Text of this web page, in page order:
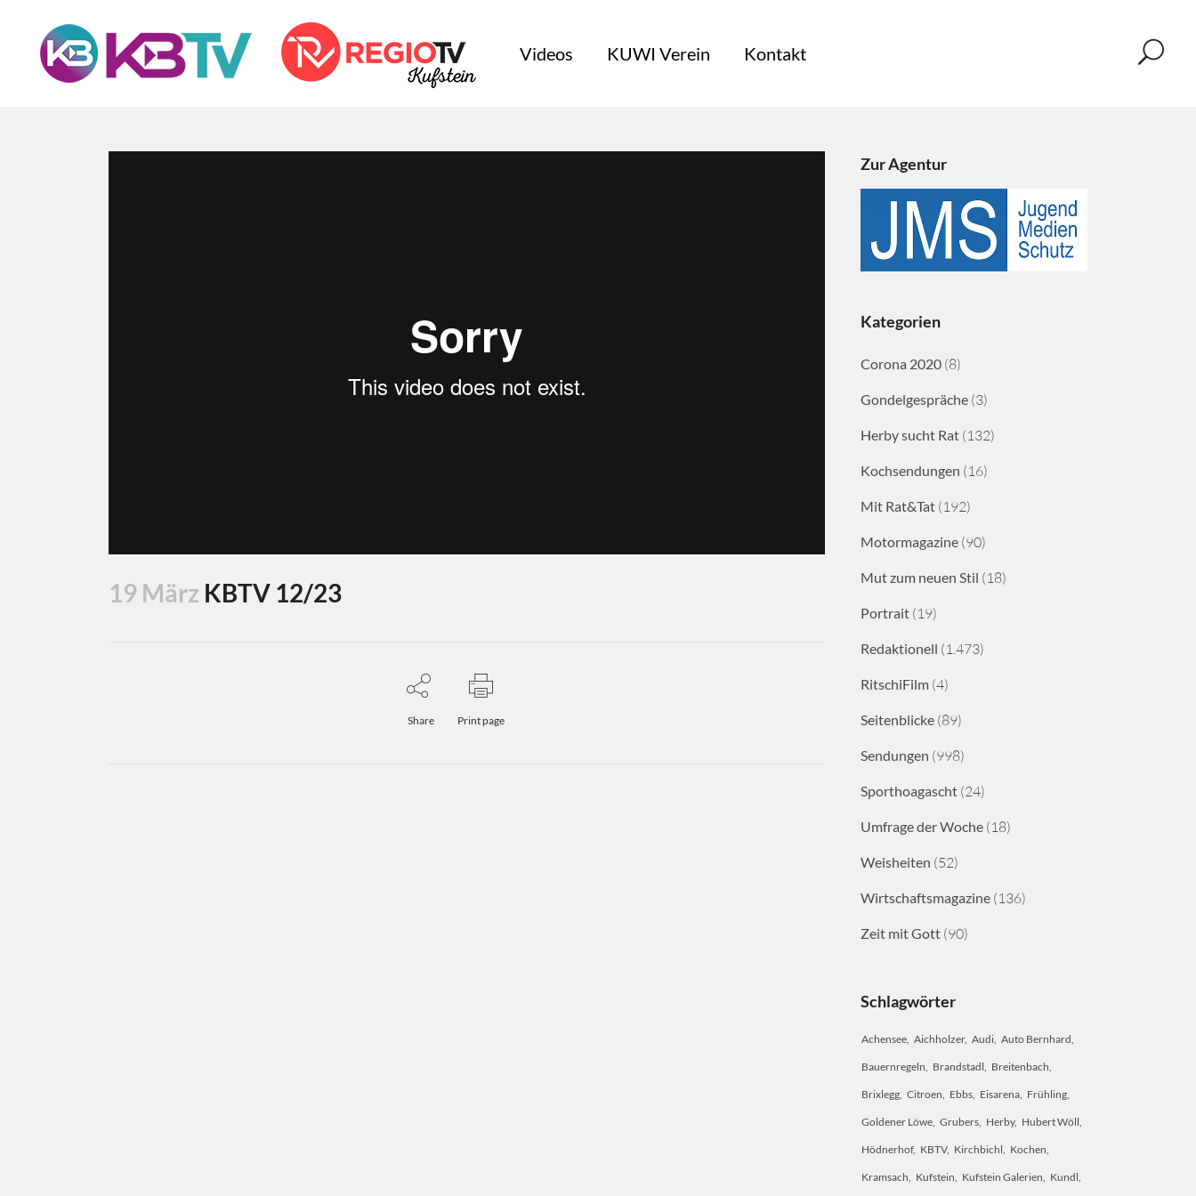
Videos KUWI Verein Kontakt
19 März KBTV 12/23
Share Print page
Zur Agentur
Kategorien
Corona 2020 (8)
Gondelgespräche (3)
Herby sucht Rat (132)
Kochsendungen (16)
Mit Rat&Tat (192)
Motormagazine (90)
Mut zum neuen Stil (18)
Portrait (19)
Redaktionell (1.473)
RitschiFilm (4)
Seitenblicke (89)
Sendungen (998)
Sporthoagascht (24)
Umfrage der Woche (18)
Weisheiten (52)
Wirtschaftsmagazine (136)
Zeit mit Gott (90)
Schlagwörter
Achensee Aichholzer Audi Auto Bernhard
Bauernregeln Brandstadl Breitenbach
Brixlegg Citroen Ebbs Eisarena Frühling
Goldener Löwe Grubers Herby Hubert Wöll
Hödnerhof KBTV Kirchbichl Kochen
Kramsach Kufstein Kufstein Galerien Kundl